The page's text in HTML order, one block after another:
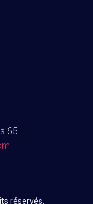
65
réservés.